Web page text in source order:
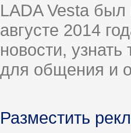
LADA Vesta
августе 2014
новости,
для общения и
Разместить